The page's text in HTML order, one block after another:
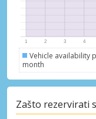
Vehicle availability
month
Zašto rezervirati